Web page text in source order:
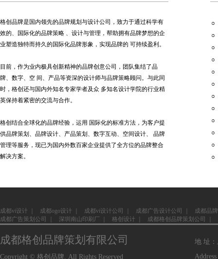
格创品牌是国内领先的品牌规划与设计公司，致力于通过科学有
效的、国际化的品牌策略 、设计与管理，帮助拥有品牌梦想的企
业塑造独特而持久的国际化品牌形象，实现品牌的 可持续盈利。
目前，作为业内极具创新精神的品牌创意公司，团队集结了品
牌、数字、空 间、产品等资深的设计师与品牌策略顾问。与此同
时，格创还与国内外知名专家学者及众 多知名设计学院的行业精
英保持着紧密的交流与合作。
格创结合全球化的品牌经验，运用 国际化的标准方法，为客户提
供品牌策划、品牌设计、产品策划、数字互动、空间设计、 品牌
管理等服务，现已为国内外数百家企业提供了全方位的品牌整合
解决方案。
成都vi设计 成都ogo设计 成都vi设计公司 成都广告设计公司
成都品
成都广告策划公司
深圳南山印刷厂 格创设计 成都格创品牌策划公司
成都格创品牌策划有限公司
Copyright © 格创品牌. All Rights Reserved
地 址